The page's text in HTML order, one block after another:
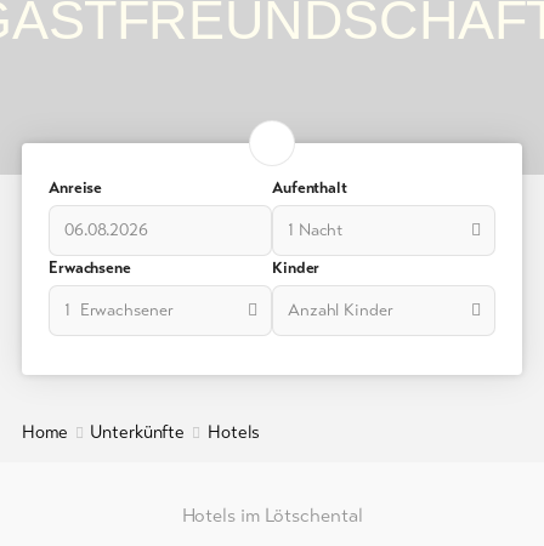
Ferienwohnungen
Gruppenunterkünfte
Campings
Zeltplätze
Berghütten
Gasthäuser
Unterkünfte
Anreise Aufenthalt
1 Nacht
Erwachsene
1 Erwachsener
Kinder
Anzahl Kinder
Home Unterkünfte Hotels
Hotels im Lötschental